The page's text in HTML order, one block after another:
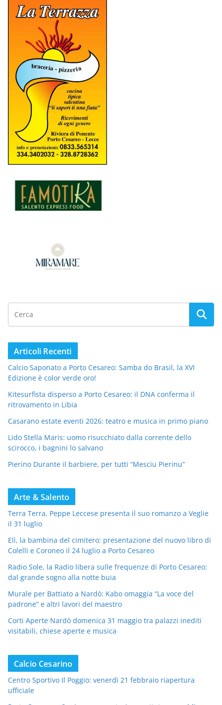
Articoli Recenti
Calcio Saponato a Porto Cesareo: Samba do Brasil, la XVI
Edizione è color verde oro!
Kitesurfista disperso a Porto Cesareo: il DNA conferma il
ritrovamento in Libia
Casarano estate eventi 2026: teatro e musica in primo piano
Lido Stella Maris: uomo risucchiato dalla corrente dello
scirocco, i bagnini lo salvano
Pierino Durante il barbiere, per tutti “Mesciu Pierinu”
Arte & Salento
Terra Terra, Peppe Leccese presenta il suo romanzo a Veglie
il 31 luglio
Elì, la bambina del cimitero: presentazione del nuovo libro di
Colelli e Coroneo il 24 luglio a Porto Cesareo
Radio Sole, la Radio libera sulle frequenze di Porto Cesareo:
dal grande sogno alla notte buia
Murale per Battiato a Nardò: Kabo omaggia “La voce del
padrone” e altri lavori del maestro
Corti Aperte Nardò domenica 31 maggio tra palazzi inediti
visitabili, chiese aperte e musica
Calcio Cesarino
Centro Sportivo Il Poggio: venerdì 21 febbraio riapertura
ufficiale